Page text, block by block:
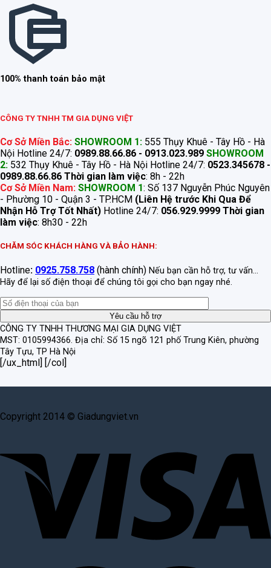
100% thanh toán bảo mật
CÔNG TY TNHH TM GIA DỤNG VIỆT
Cơ Sở Miền Bắc: SHOWROOM 1: 555 Thụy Khuê - Tây Hồ - Hà
Nội Hotline 24/7: 0989.88.66.86 - 0913.023.989 SHOWROOM
2: 532 Thụy Khuê - Tây Hồ - Hà Nội Hotline 24/7: 0523.345678 -
0989.88.66.86 Thời gian làm việc: 8h - 22h
Cơ Sở Miền Nam: SHOWROOM 1: Số 137 Nguyễn Phúc Nguyên
- Phường 10 - Quận 3 - TP.HCM (Liên Hệ trước Khi Qua Để
Nhận Hỗ Trợ Tốt Nhất) Hotline 24/7: 056.929.9999 Thời gian
làm việc: 8h30 - 22h
CHĂM SÓC KHÁCH HÀNG VÀ BẢO HÀNH:
Hotline: 0925.758.758 (hành chính) Nếu bạn cần hỗ trợ, tư vấn...
Hãy để lại số điện thoại để chúng tôi gọi cho bạn ngay nhé.
CÔNG TY TNHH THƯƠNG MẠI GIA DỤNG VIỆT
MST: 0105994366. Địa chỉ: Số 15 ngõ 121 phố Trung Kiên, phường
Tây Tựu, TP Hà Nội
[/ux_html] [/col]
Copyright 2014 © Giadungviet.vn